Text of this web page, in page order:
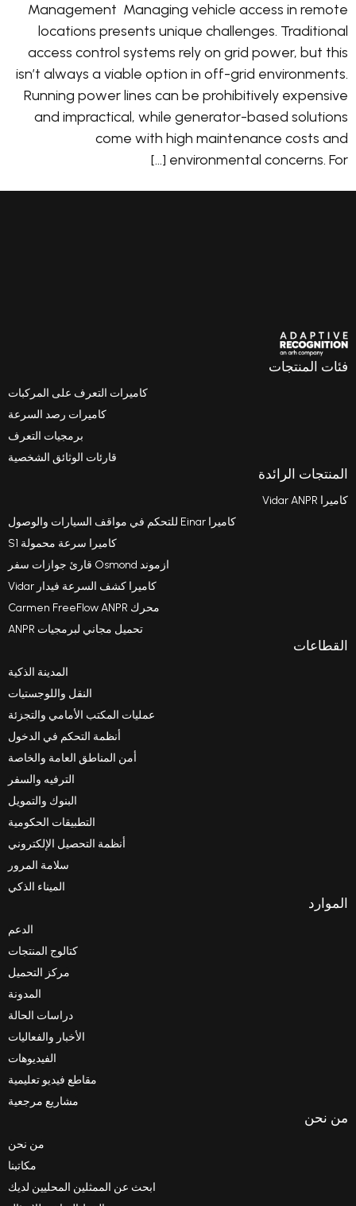
Management Managing vehicle access in remote
locations presents unique challenges. Traditional
access control systems rely on grid power, but this
isn’t always a viable option in off-grid environments.
Running power lines can be prohibitively expensive
and impractical, while generator-based solutions
come with high maintenance costs and
environmental concerns. For […]
فئات المنتجات
كاميرات التعرف على المركبات
كاميرات رصد السرعة
برمجيات التعرف
قارئات الوثائق الشخصية
المنتجات الرائدة
كاميرا Vidar ANPR
كاميرا Einar للتحكم في مواقف السيارات والوصول
كاميرا سرعة محمولة S1
ازموند Osmond قارئ جوازات سفر
كاميرا كشف السرعة فيدار Vidar
محرك Carmen FreeFlow ANPR
تحميل مجاني لبرمجيات ANPR
القطاعات
المدينة الذكية
النقل واللوجستيات
عمليات المكتب الأمامي والتجزئة
أنظمة التحكم في الدخول
أمن المناطق العامة والخاصة
الترفيه والسفر
البنوك والتمويل
التطبيقات الحكومية
أنظمة التحصيل الإلكتروني
سلامة المرور
الميناء الذكي
الموارد
الدعم
كتالوج المنتجات
مركز التحميل
المدونة
دراسات الحالة
الأخبار والفعاليات
الفيديوهات
مقاطع فيديو تعليمية
مشاريع مرجعية
من نحن
من نحن
مكاتبنا
ابحث عن الممثلين المحليين لديك